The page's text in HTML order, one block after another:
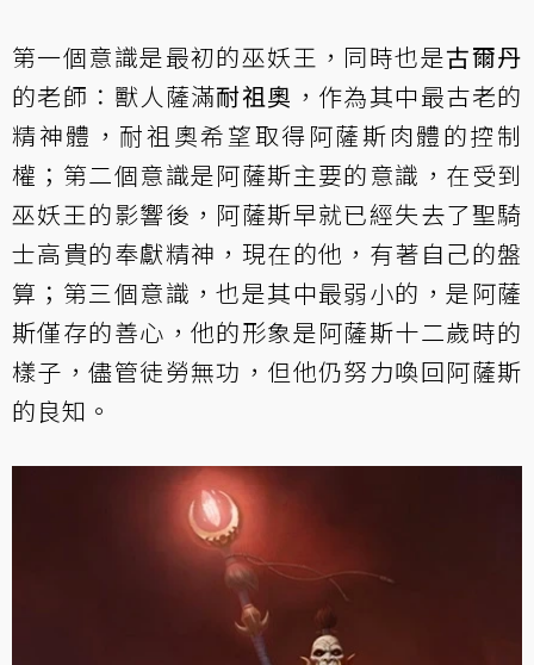
第一個意識是最初的巫妖王，同時也是古爾丹
的老師：獸人薩滿耐祖奧 ，作為其中最古老的
精神體，耐祖奧希望取得阿薩斯肉體的控制
權；第二個意識是阿薩斯主要的意識，在受到
巫妖王的影響後，阿薩斯早就已經失去了聖騎
士高貴的奉獻精神，現在的他，有著自己的盤
算；第三個意識，也是其中最弱小的，是阿薩
斯僅存的善心，他的形象是阿薩斯十二歲時的
樣子，儘管徒勞無功，但他仍努力喚回阿薩斯
的良知。